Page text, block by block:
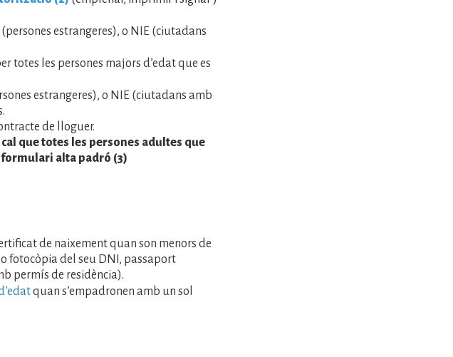
estrangeres), o NIE (ciutadans
totes les persones majors d’edat que es
estrangeres), o NIE (ciutadans amb
de lloguer.
que totes les persones adultes que
alta padró (3)
de naixement quan son menors de
o fotocòpia del seu DNI, passaport
permís de residència).
quan s’empadronen amb un sol